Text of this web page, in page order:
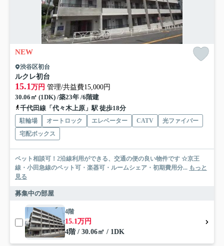
NEW
渋谷区初台
ルクレ初台
15.1万円 管理/共益費15,000円
30.06㎡ (1DK) /築23年 /6階建
千代田線「代々木上原」駅 徒歩18分
駐輪場 オートロック エレベーター CATV
光ファイバー
宅配ボックス
ペット相談可！2沿線利用ができる、交通の便の良い物件です ☆京王
線・小田急線のペット可・楽器可・ルームシェア・初期費用分... もっと
見る
募集中の部屋
4階
15.1万円
4階 / 30.06㎡ / 1DK